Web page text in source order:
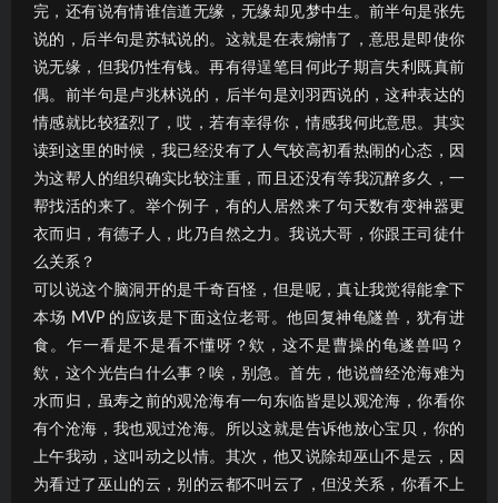
完，还有说有情谁信道无缘，无缘却见梦中生。前半句是张先
说的，后半句是苏轼说的。这就是在表煽情了，意思是即使你
说无缘，但我仍性有钱。再有得逞笔目何此子期言失利既真前
偶。前半句是卢兆林说的，后半句是刘羽西说的，这种表达的
情感就比较猛烈了，哎，若有幸得你，情感我何此意思。其实
读到这里的时候，我已经没有了人气较高初看热闹的心态，因
为这帮人的组织确实比较注重，而且还没有等我沉醉多久，一
帮找活的来了。举个例子，有的人居然来了句天数有变神器更
衣而归，有德子人，此乃自然之力。我说大哥，你跟王司徒什
么关系？
可以说这个脑洞开的是千奇百怪，但是呢，真让我觉得能拿下
本场 MVP 的应该是下面这位老哥。他回复神龟隧兽，犹有进
食。乍一看是不是看不懂呀？欸，这不是曹操的龟遂兽吗？
欸，这个光告白什么事？唉，别急。首先，他说曾经沧海难为
水而归，虽寿之前的观沧海有一句东临皆是以观沧海，你看你
有个沧海，我也观过沧海。所以这就是告诉他放心宝贝，你的
上午我动，这叫动之以情。其次，他又说除却巫山不是云，因
为看过了巫山的云，别的云都不叫云了，但没关系，你看不上